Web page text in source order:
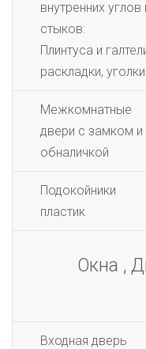
внутренних углов
стыков:
Плинтуса и
раскладки, уголки
Межкомнатные
двери с замком и
обналичкой
Подокойники
пластик
Окна ,
Входная дверь